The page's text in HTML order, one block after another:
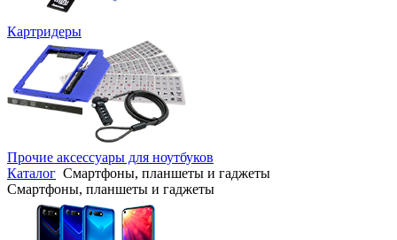
Картридеры
Прочие аксессуары для ноутбуков
Каталог Смартфоны, планшеты и гаджеты
Смартфоны, планшеты и гаджеты